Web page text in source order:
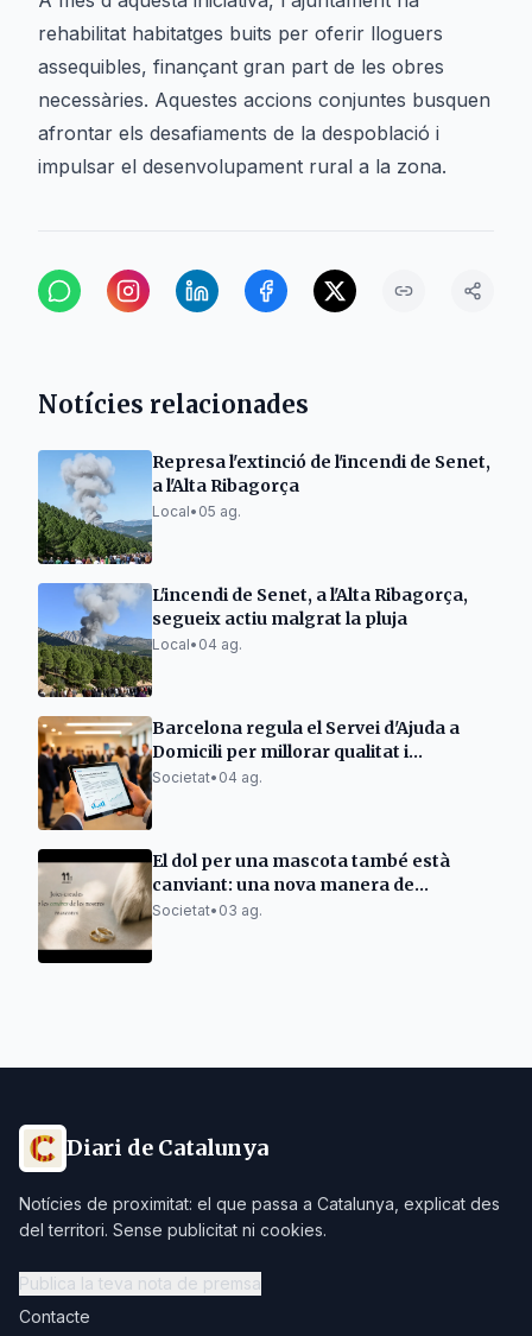
rehabilitat habitatges buits per oferir lloguers
assequibles, finançant gran part de les obres
necessàries. Aquestes accions conjuntes busquen
afrontar els desafiaments de la despoblació i
impulsar el desenvolupament rural a la zona.
Notícies relacionades
Represa l'extinció de l'incendi de Senet,
a l'Alta Ribagorça
Local• 05 ag.
L'incendi de Senet, a l'Alta Ribagorça,
segueix actiu malgrat la pluja
Local• 04 ag.
Barcelona regula el Servei d'Ajuda a
Domicili per millorar qualitat i
eficiència
Societat• 04 ag.
El dol per una mascota també està
canviant: una nova manera de
mantenir-ne viu el record
Societat• 03 ag.
Diari de Catalunya
Notícies de proximitat: el que passa a Catalunya, explicat des
del territori. Sense publicitat ni cookies.
Publica la teva nota de premsa
Contacte